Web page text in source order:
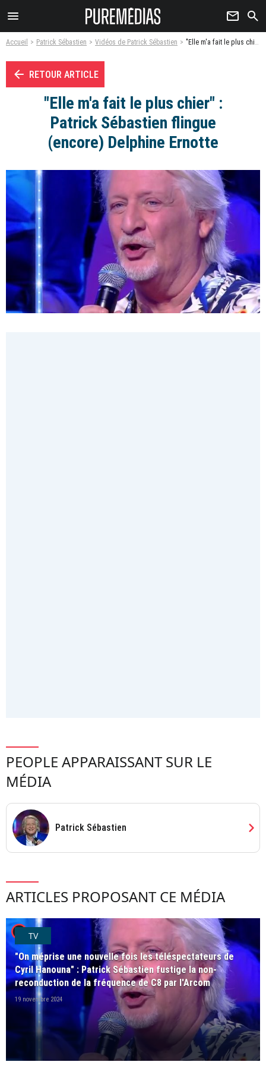
menu newsletter search
Accueil Patrick Sébastien Vidéos de Patrick Sébastien "Elle m'a fait le plus chier" : Patrick Sébastien flingue (encore) Delphine Ernotte - Vidéo
arrow_left RETOUR ARTICLE
"Elle m'a fait le plus chier" :
Patrick Sébastien flingue
(encore) Delphine Ernotte
PEOPLE APPARAISSANT SUR LE
MÉDIA
Patrick Sébastien chevron_right
ARTICLES PROPOSANT CE MÉDIA
player2TV
"On méprise une nouvelle fois les téléspectateurs de
Cyril Hanouna" : Patrick Sébastien fustige la non-
reconduction de la fréquence de C8 par l'Arcom
19 novembre 2024